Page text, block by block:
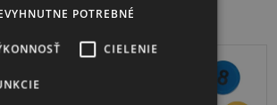
POTREBNÉ
CIELENIE